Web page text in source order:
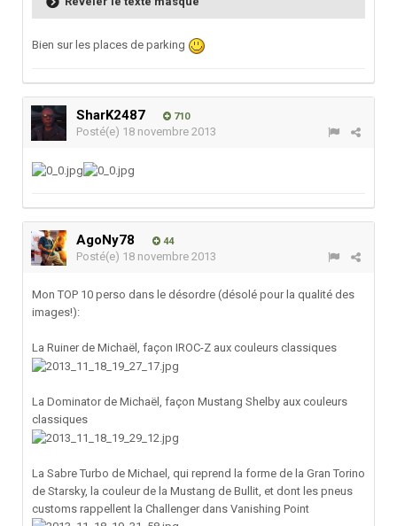
Bien sur les places de parking
SharK2487 710
Posté(e) 18 novembre 2013
AgoNy78 44
Posté(e) 18 novembre 2013
Mon TOP 10 perso dans le désordre (désolé pour la qualité des
images!):
La Ruiner de Michaël, façon IROC-Z aux couleurs classiques
La Dominator de Michaël, façon Mustang Shelby aux couleurs
classiques
La Sabre Turbo de Michael, qui reprend la forme de la Gran Torino
de Starsky, la couleur de la Mustang de Bullit, et dont les pneus
customs rappellent la Challenger dans Vanishing Point